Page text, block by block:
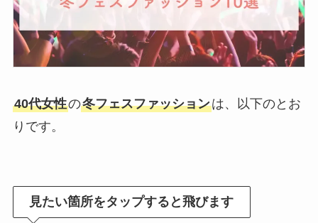
40代女性の冬フェスファッションは、以下のとお
りです。
見たい箇所をタップすると飛びます